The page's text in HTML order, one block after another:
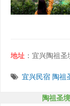
地址 ：宜兴陶祖
宜兴民宿 陶祖
陶祖圣